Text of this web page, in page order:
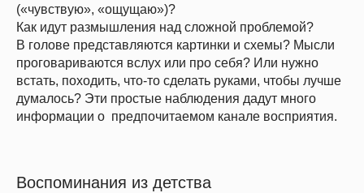
(«чувствую», «ощущаю»)?
Как идут размышления над сложной проблемой?
В голове представляются картинки и схемы? Мысли
проговариваются вслух или про себя? Или нужно
встать, походить, что-то сделать руками, чтобы лучше
думалось? Эти простые наблюдения дадут много
информации о предпочитаемом канале восприятия.
Воспоминания из детства